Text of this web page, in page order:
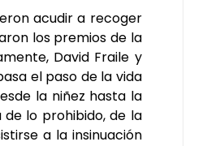
acudir a recoger
los premios de la
David Fraile y
el paso de la vida
la niñez hasta la
de lo prohibido, de la
a la insinuación